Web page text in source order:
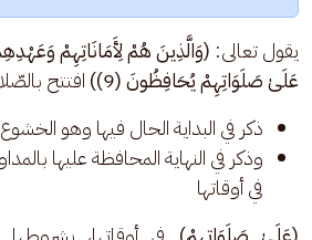
يقول تعالى:
عَلَىٰ صَلَوَاتِهِمْ يُحَافِظُونَ (9))
افتتح
ذكر في البداية الحال فيها وهو الخشوع
وذكر في النهاية المحافظة عليها
في أوقاتها